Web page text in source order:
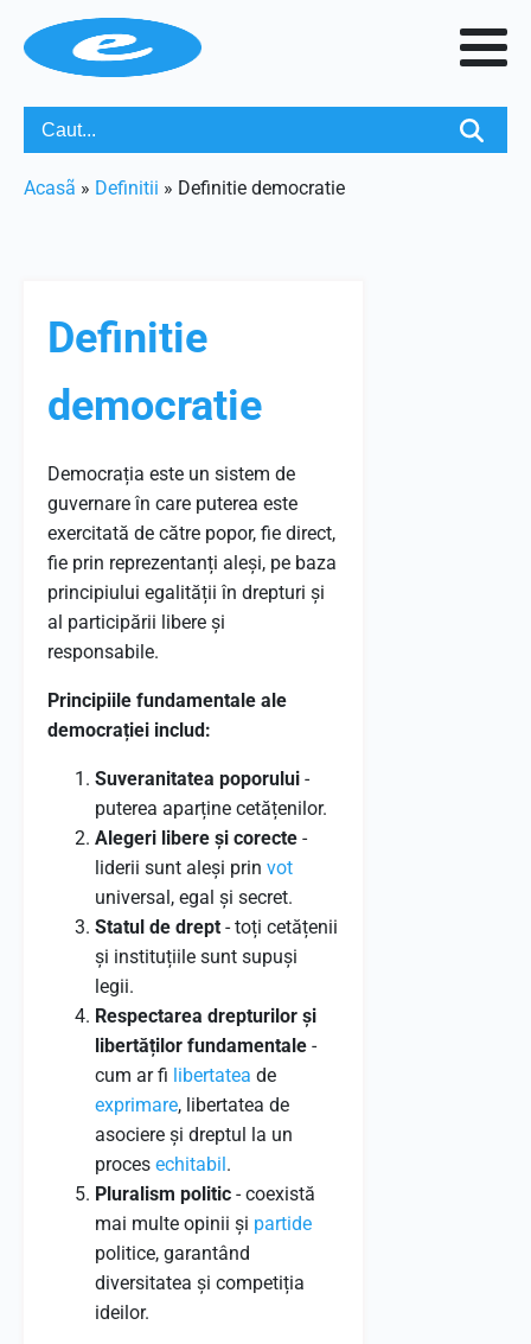
Acasã » Definitii » Definitie democratie
Definitie
democratie
Democrația este un sistem de
guvernare în care puterea este
exercitată de către popor, fie direct,
fie prin reprezentanți aleși, pe baza
principiului egalității în drepturi și
al participării libere și
responsabile.
Principiile fundamentale ale
democrației includ:
Suveranitatea poporului -
puterea aparține cetățenilor.
Alegeri libere și corecte -
liderii sunt aleși prin vot
universal, egal și secret.
Statul de drept - toți cetățenii
și instituțiile sunt supuși
legii.
Respectarea drepturilor și
libertăților fundamentale -
cum ar fi libertatea de
exprimare, libertatea de
asociere și dreptul la un
proces echitabil.
Pluralism politic - coexistă
mai multe opinii și partide
politice, garantând
diversitatea și competiția
ideilor.